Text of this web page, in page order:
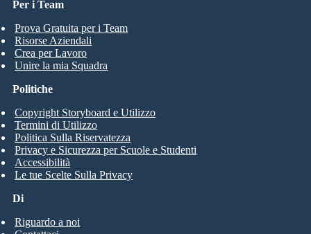
Per i Team
Prova Gratuita per i Team
Risorse Aziendali
Crea per Lavoro
Unire la mia Squadra
Di
Riguardo a noi
Politiche
Copyright Storyboard e Utilizzo
Termini di Utilizzo
Politica Sulla Riservatezza
Privacy e Sicurezza per Scuole e Studenti
Accessibilità
Le tue Scelte Sulla Privacy